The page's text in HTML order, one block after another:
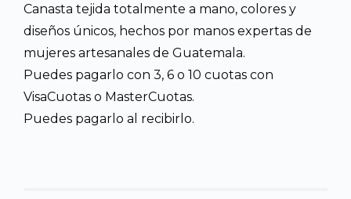
Canasta tejida totalmente a mano, colores y
diseños únicos, hechos por manos expertas de
mujeres artesanales de Guatemala.
Puedes pagarlo con 3, 6 o 10 cuotas con
VisaCuotas o MasterCuotas.
Puedes pagarlo al recibirlo.